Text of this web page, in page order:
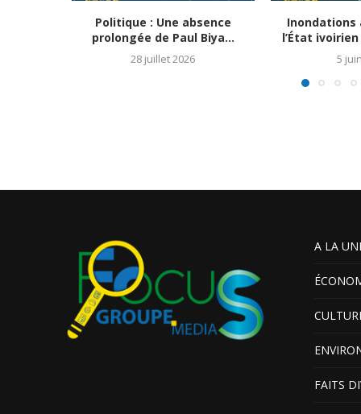
Politique : Une absence
prolongée de Paul Biya...
28 juillet 2026
Inondations
l’État
5
A LA
FAITS